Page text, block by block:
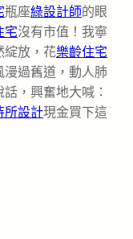
瓶座綠設計師的眼
宅沒有市值！我寧
綻放，花樂齡住宅
漫過舊道，動人肺
，興奮地大喊：
所設計現金買下這